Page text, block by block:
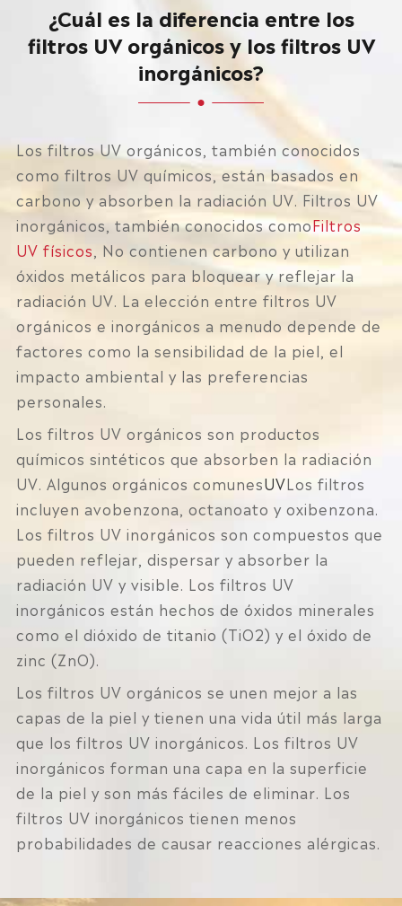
¿Cuál es la diferencia entre los
filtros UV orgánicos y los filtros UV
inorgánicos?
Los filtros UV orgánicos, también conocidos
como filtros UV químicos, están basados en
carbono y absorben la radiación UV. Filtros UV
inorgánicos, también conocidos comoFiltros
UV físicos , No contienen carbono y utilizan
óxidos metálicos para bloquear y reflejar la
radiación UV. La elección entre filtros UV
orgánicos e inorgánicos a menudo depende de
factores como la sensibilidad de la piel, el
impacto ambiental y las preferencias
personales.
Los filtros UV orgánicos son productos
químicos sintéticos que absorben la radiación
UV. Algunos orgánicos comunesUVLos filtros
incluyen avobenzona, octanoato y oxibenzona.
Los filtros UV inorgánicos son compuestos que
pueden reflejar, dispersar y absorber la
radiación UV y visible. Los filtros UV
inorgánicos están hechos de óxidos minerales
como el dióxido de titanio (TiO2) y el óxido de
zinc (ZnO).
Los filtros UV orgánicos se unen mejor a las
capas de la piel y tienen una vida útil más larga
que los filtros UV inorgánicos. Los filtros UV
inorgánicos forman una capa en la superficie
de la piel y son más fáciles de eliminar. Los
filtros UV inorgánicos tienen menos
probabilidades de causar reacciones alérgicas.